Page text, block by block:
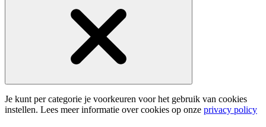
Je kunt per categorie je voorkeuren voor het gebruik van cookies
instellen. Lees meer informatie over cookies op onze privacy policy